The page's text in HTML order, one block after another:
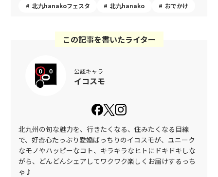
北九hanakoフェスタ 北九hanako おでかけ
この記事を書いたライター
公認キャラ
イコスモ
北九州の旬な魅力を、行きたくなる、住みたくなる目線
で、好奇心たっぷり愛嬌ばっちりのイコスモが、ユニーク
なモノやハッピーなコト、キラキラなヒトにドキドキしな
がら、どんどんシェアしてワクワク楽しくお届けするっち
ゃ♪